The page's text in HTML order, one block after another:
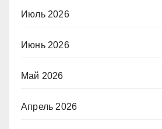
Июль 2026
Июнь 2026
Май 2026
Апрель 2026